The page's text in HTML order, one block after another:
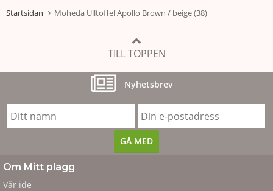
Startsidan Moheda Ulltoffel Apollo Brown / beige (38)
TILL TOPPEN
Nyhetsbrev
Om Mitt plagg
Vår ide